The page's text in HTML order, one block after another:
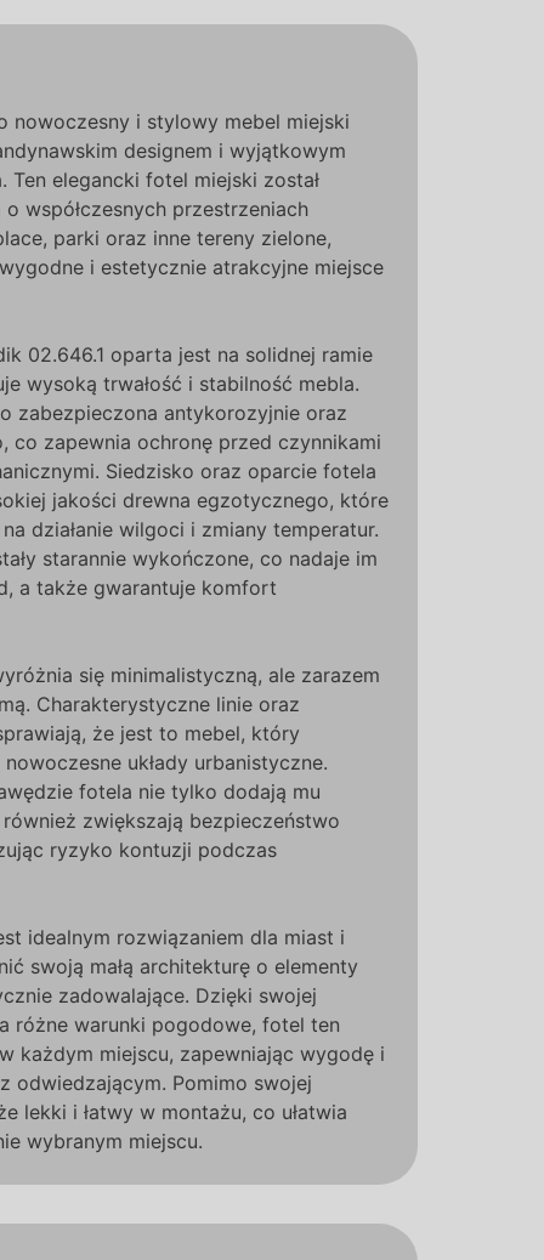
nowoczesny i stylowy mebel miejski
designem i wyjątkowym
elegancki fotel miejski został
współczesnych przestrzeniach
parki oraz inne tereny zielone,
i estetycznie atrakcyjne miejsce
02.646.1 oparta jest na solidnej ramie
wysoką trwałość i stabilność mebla.
zabezpieczona antykorozyjnie oraz
co zapewnia ochronę przed czynnikami
Siedzisko oraz oparcie fotela
jakości drewna egzotycznego, które
działanie wilgoci i zmiany temperatur.
starannie wykończone, co nadaje im
a także gwarantuje komfort
się minimalistyczną, ale zarazem
Charakterystyczne linie oraz
że jest to mebel, który
układy urbanistyczne.
fotela nie tylko dodają mu
zwiększają bezpieczeństwo
ryzyko kontuzji podczas
idealnym rozwiązaniem dla miast i
swoją małą architekturę o elementy
zadowalające. Dzięki swojej
różne warunki pogodowe, fotel ten
każdym miejscu, zapewniając wygodę i
odwiedzającym. Pomimo swojej
lekki i łatwy w montażu, co ułatwia
wybranym miejscu.